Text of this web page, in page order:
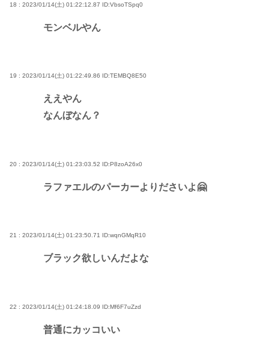
18 : 2023/01/14(土) 01:22:12.87 ID:VbsoTSpq0
モンベルやん
19 : 2023/01/14(土) 01:22:49.86 ID:TEMBQ8E50
ええやん
なんぼなん？
20 : 2023/01/14(土) 01:23:03.52 ID:P8zoA26x0
ラファエルのパーカーよりださいよ🤗
21 : 2023/01/14(土) 01:23:50.71 ID:wqnGMqR10
ブラック欲しいんだよな
22 : 2023/01/14(土) 01:24:18.09 ID:Mf6F7uZzd
普通にカッコいい